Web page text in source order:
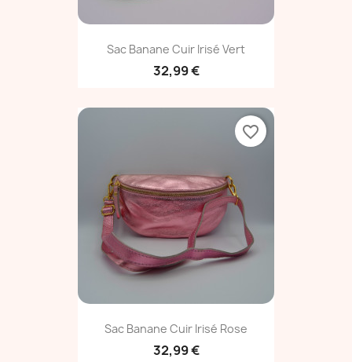
Sac Banane Cuir Irisé Vert
32,99 €
Sac Banane Cuir Irisé Rose
32,99 €
favorite_border